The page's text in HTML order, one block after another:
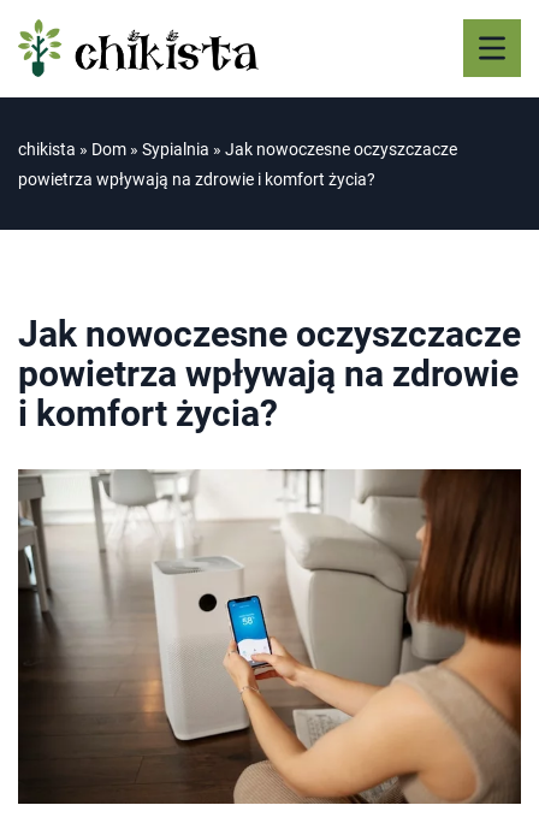
chikista » Dom » Sypialnia » Jak nowoczesne oczyszczacze
powietrza wpływają na zdrowie i komfort życia?
Jak nowoczesne oczyszczacze
powietrza wpływają na zdrowie
i komfort życia?